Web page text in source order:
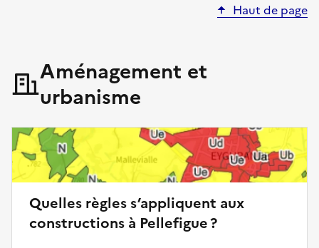
Haut de page
Aménagement et
urbanisme
Quelles règles s’appliquent aux
constructions à Pellefigue ?